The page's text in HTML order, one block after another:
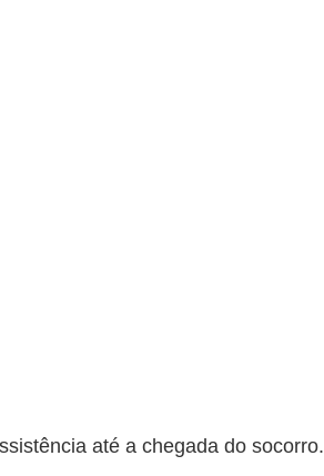
até a chegada do socorro.